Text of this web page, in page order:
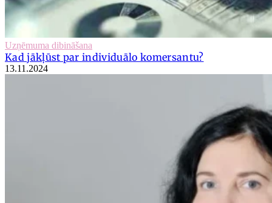
Uzņēmuma dibināšana
Kad jākļūst par individuālo komersantu?
13.11.2024